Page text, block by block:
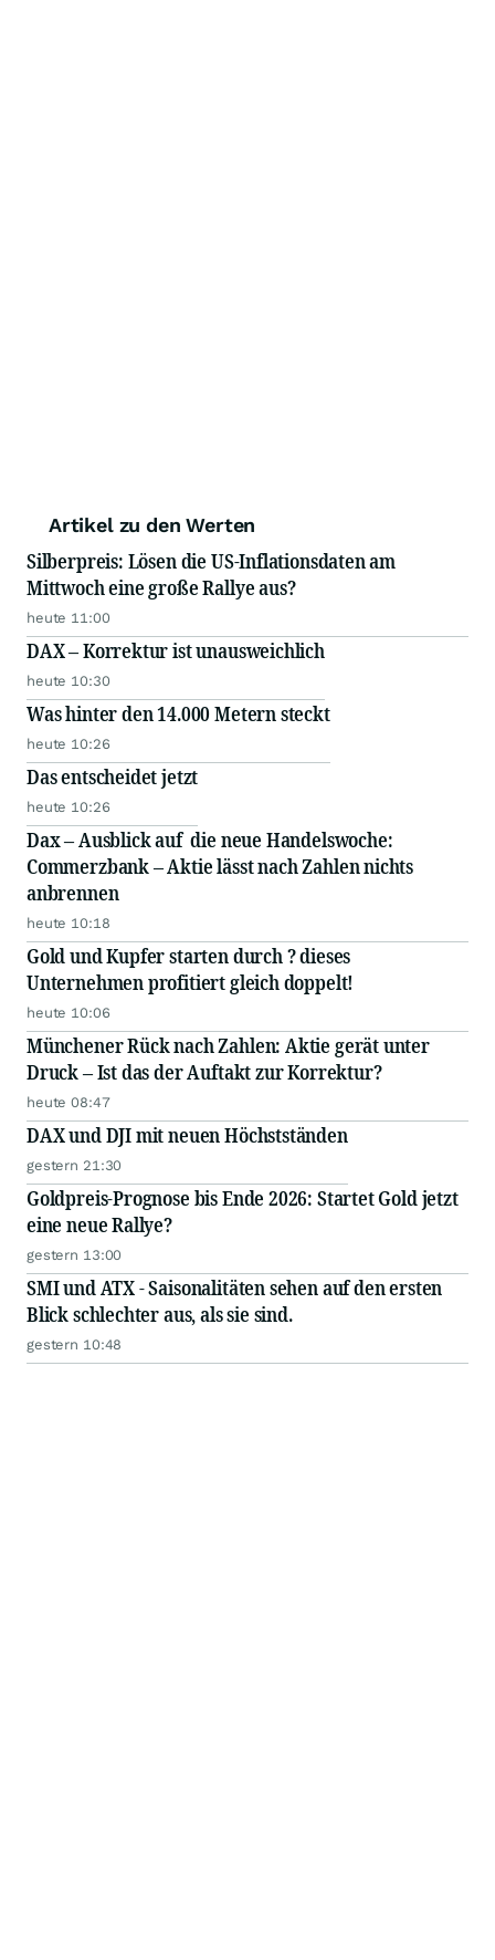
Artikel zu den Werten
Silberpreis: Lösen die US-Inflationsdaten am
Mittwoch eine große Rallye aus?
heute 11:00
DAX – Korrektur ist unausweichlich
heute 10:30
Was hinter den 14.000 Metern steckt
heute 10:26
Das entscheidet jetzt
heute 10:26
Dax – Ausblick auf die neue Handelswoche:
Commerzbank – Aktie lässt nach Zahlen nichts
anbrennen
heute 10:18
Gold und Kupfer starten durch ? dieses
Unternehmen profitiert gleich doppelt!
heute 10:06
Münchener Rück nach Zahlen: Aktie gerät unter
Druck – Ist das der Auftakt zur Korrektur?
heute 08:47
DAX und DJI mit neuen Höchstständen
gestern 21:30
Goldpreis-Prognose bis Ende 2026: Startet Gold jetzt
eine neue Rallye?
gestern 13:00
SMI und ATX - Saisonalitäten sehen auf den ersten
Blick schlechter aus, als sie sind.
gestern 10:48